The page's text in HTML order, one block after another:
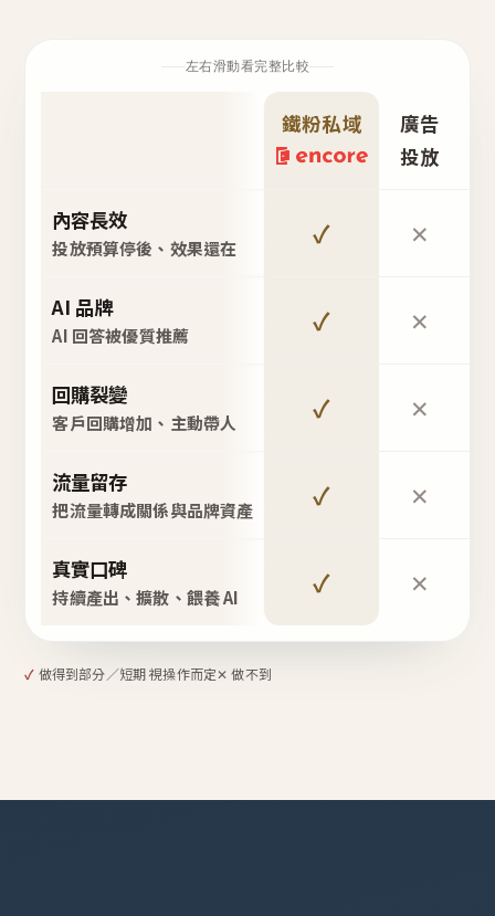
左右滑動看完整比較
鐵粉私域
廣告
投放
內容長效
投放預算停後、效果還在 ✓ ✕
AI 品牌
AI 回答被優質推薦 ✓ ✕
回購裂變
客戶回購增加、主動帶人 ✓ ✕
流量留存
把流量轉成關係與品牌資產 ✓ ✕
真實口碑
持續產出、擴散、餵養 AI ✓ ✕
✓ 做得到部分／短期 視操作而定✕ 做不到